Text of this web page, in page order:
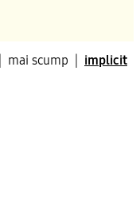
mai scump implicit